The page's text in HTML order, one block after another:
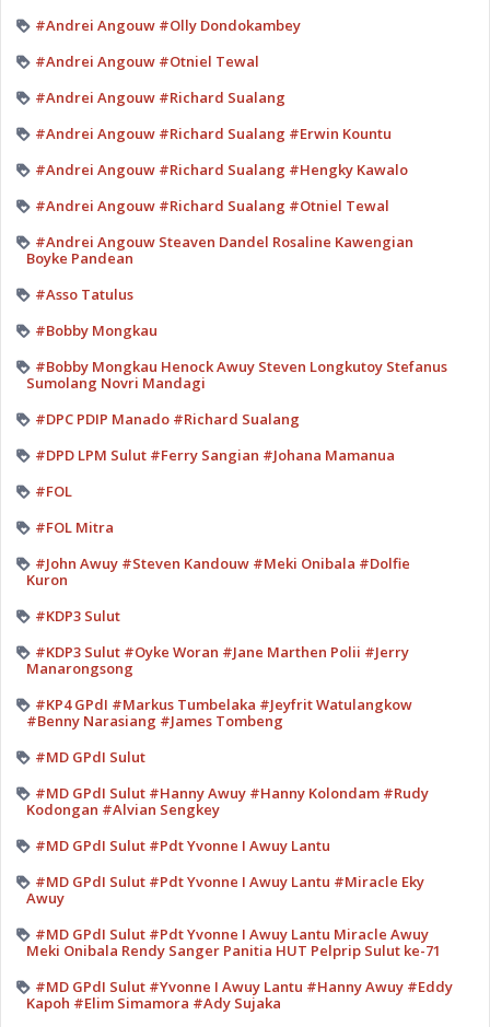
#Andrei Angouw #Olly Dondokambey
#Andrei Angouw #Otniel Tewal
#Andrei Angouw #Richard Sualang
#Andrei Angouw #Richard Sualang #Erwin Kountu
#Andrei Angouw #Richard Sualang #Hengky Kawalo
#Andrei Angouw #Richard Sualang #Otniel Tewal
#Andrei Angouw Steaven Dandel Rosaline Kawengian
Boyke Pandean
#Asso Tatulus
#Bobby Mongkau
#Bobby Mongkau Henock Awuy Steven Longkutoy Stefanus
Sumolang Novri Mandagi
#DPC PDIP Manado #Richard Sualang
#DPD LPM Sulut #Ferry Sangian #Johana Mamanua
#FOL
#FOL Mitra
#John Awuy #Steven Kandouw #Meki Onibala #Dolfie
Kuron
#KDP3 Sulut
#KDP3 Sulut #Oyke Woran #Jane Marthen Polii #Jerry
Manarongsong
#KP4 GPdI #Markus Tumbelaka #Jeyfrit Watulangkow
#Benny Narasiang #James Tombeng
#MD GPdI Sulut
#MD GPdI Sulut #Hanny Awuy #Hanny Kolondam #Rudy
Kodongan #Alvian Sengkey
#MD GPdI Sulut #Pdt Yvonne I Awuy Lantu
#MD GPdI Sulut #Pdt Yvonne I Awuy Lantu #Miracle Eky
Awuy
#MD GPdI Sulut #Pdt Yvonne I Awuy Lantu Miracle Awuy
Meki Onibala Rendy Sanger Panitia HUT Pelprip Sulut ke-71
#MD GPdI Sulut #Yvonne I Awuy Lantu #Hanny Awuy #Eddy
Kapoh #Elim Simamora #Ady Sujaka